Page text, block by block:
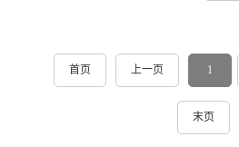
首页 上一页 1
末页